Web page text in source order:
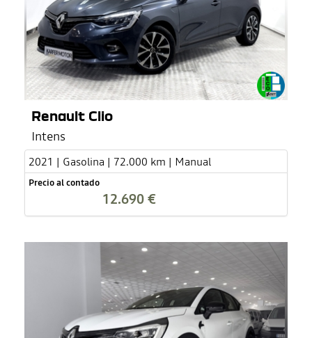
Renault Clio
Intens
2021 | Gasolina | 72.000 km | Manual
Precio al contado
12.690 €